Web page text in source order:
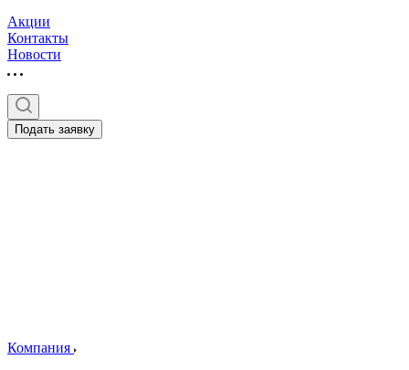
Акции
Контакты
Новости
Подать заявку
Компания